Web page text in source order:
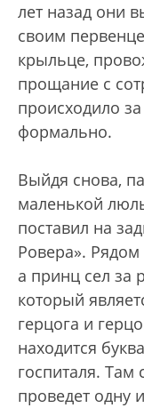
лет назад они
своим
крыльце,
прощание с
происходило
формально.
Выйдя снова,
маленькой
поставил на
Ровера».
а принц сел за
который
герцога и
находится
госпиталя. Там
проведет одну